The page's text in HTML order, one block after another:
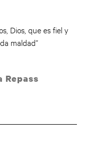
Dios, que es fiel y
maldad”
Repass